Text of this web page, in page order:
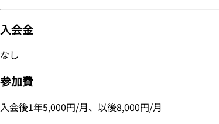
入会金
なし
参加費
入会後1年5,000円/月、以後8,000円/月